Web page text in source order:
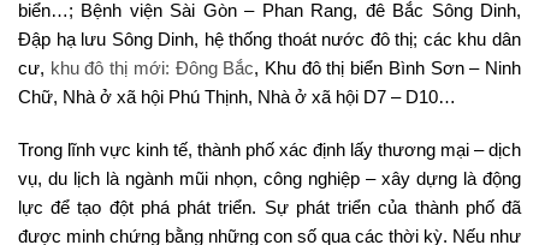
biển…; Bệnh viện Sài Gòn – Phan Rang, đê Bắc Sông Dinh,
Đập hạ lưu Sông Dinh, hệ thống thoát nước đô thị; các khu dân
cư, khu đô thị mới: Đông Bắc, Khu đô thị biển Bình Sơn – Ninh
Chữ, Nhà ở xã hội Phú Thịnh, Nhà ở xã hội D7 – D10…
Trong lĩnh vực kinh tế, thành phố xác định lấy thương mại – dịch
vụ, du lịch là ngành mũi nhọn, công nghiệp – xây dựng là động
lực để tạo đột phá phát triển. Sự phát triển của thành phố đã
được minh chứng bằng những con số qua các thời kỳ. Nếu như